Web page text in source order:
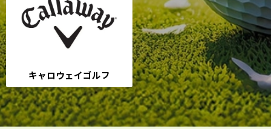
キャロウェイゴルフ